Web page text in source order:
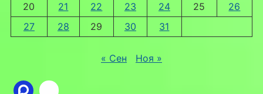
20
21 22 23 24 25
26
27
28 29 30 31
« Сен Ноя »